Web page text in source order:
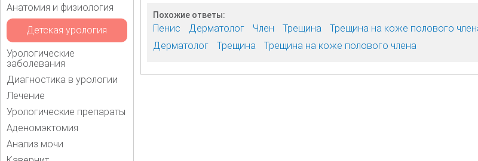
Анатомия и физиология
Детская урология
Урологические
заболевания
Диагностика в урологии
Лечение
Урологические препараты
Аденомэктомия
Анализ мочи
Похожие ответы:
Пенис Дерматолог Член Трещина Трещина на коже полового
Дерматолог
Трещина Трещина на коже полового члена